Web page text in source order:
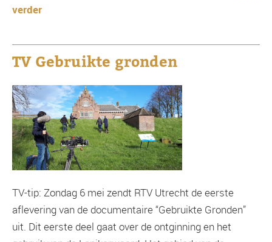
verder
TV Gebruikte gronden
TV-tip: Zondag 6 mei zendt RTV Utrecht de eerste
aflevering van de documentaire “Gebruikte Gronden”
uit. Dit eerste deel gaat over de ontginning en het